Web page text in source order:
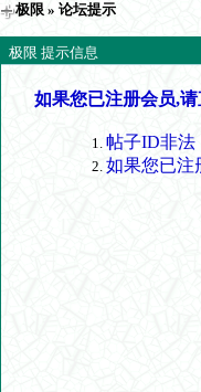
极限 » 论坛提示
极限 提示信息
如果您已注册会员,
帖子ID非法
如果您已注